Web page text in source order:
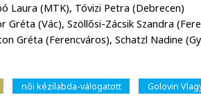
Laura (MTK), Tóvizi Petra (Debrecen)
Gréta (Vác), Szöllősi-Zácsik Szandra
Gréta (Ferencváros), Schatzl Nadine
női kézilabda-válogatott Golovin